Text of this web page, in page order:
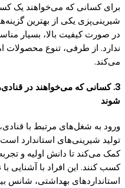
برای کسانی که می‌خواهند یک
شیرینی‌پزی یکی از بهترین
در صورت کیفیت بالا، بسیار
ندارد. از طرفی، تنوع
می‌کند.
3. کسانی که می‌خواهند در
شوند
ورود به شغل‌های مرتبط با
تولید شیرینی‌های استاندارد
کمک می‌کند تا دانش اولیه و
کسب کنند. این افراد با آشنایی
استانداردهای بهداشتی، شانس